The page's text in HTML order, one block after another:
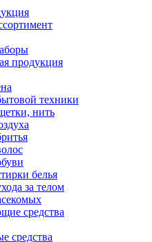
продукция
техники
нить
белья
за телом
средства
средства